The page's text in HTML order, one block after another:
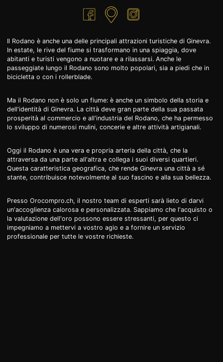
Il Rodano è anche una delle principali attrazioni turistiche di Ginevra.
In estate, le rive del fiume si trasformano in una spiaggia, dove
abitanti e turisti vengono a nuotare e a rilassarsi. Anche le
passeggiate lungo il Rodano sono molto popolari, sia a piedi che in
bicicletta o con i rollerblade.
Ma il Rodano non è solo un fiume: è anche un simbolo della storia e
dell'identità di Ginevra. La città deve gran parte della sua passata
prosperità al commercio e all'industria del Rodano, che ha permesso
lo sviluppo di numerosi mulini, concerie e altre attività artigianali.
Oggi il Rodano è una vera e propria arteria della città, che la
attraversa da una parte all'altra e collega i suoi diversi quartieri.
Questa caratteristica geografica, che rende Ginevra una città a sé
stante, contribuisce notevolmente al suo fascino e alla sua bellezza.
Presso Orocompro.ch, il nostro team di esperti sarà lieto di darvi
un'accoglienza calorosa e personalizzata. Sappiamo che l'acquisto o
la valutazione dell'oro possono essere stressanti, per questo ci
impegniamo a mettervi a vostro agio e a fornire un servizio
professionale per tutte le vostre richieste.